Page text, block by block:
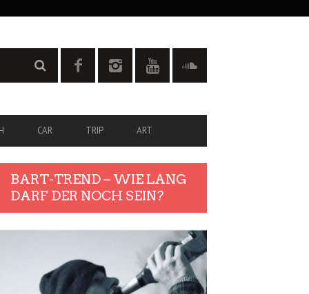
CAR TRIP ART
BART-TREND – WIE LANG
DARF DER NOCH SEIN?